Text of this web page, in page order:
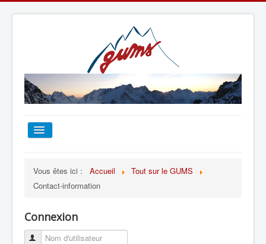
TOUT SUR LE GUMS
ESCALADE
Vous êtes ici : Accueil
Tout sur le GUMS
Contact-information
Connexion